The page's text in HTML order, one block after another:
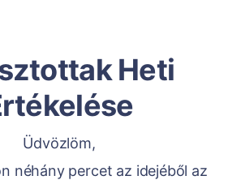
Heti
Üdvözlöm,
néhány percet az idejéből az